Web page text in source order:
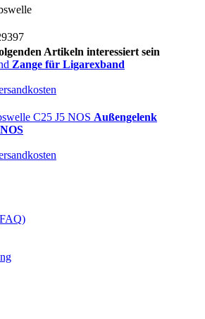
Artikeln interessiert sein
Zange für Ligarexband
Außengelenk